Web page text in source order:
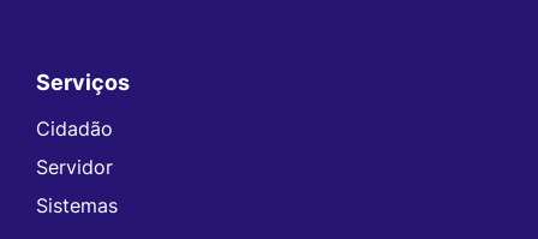
Seção do Rodapé e Contato
Serviços
Cidadão
Servidor
Sistemas